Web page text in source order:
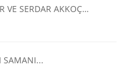
VE SERDAR AKKOÇ…
SAMANI...